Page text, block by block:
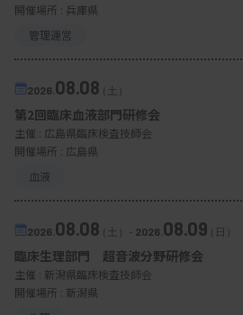
開催場所 : 兵庫県
管理運営
2026. 08.08（土）
第2回臨床血液部門研修会
主催 : 広島県臨床検査技師会
開催場所 : 広島県
血液
2026. 08.08（土） - 2026. 08.09 （日）
臨床生理部門 超音波分野研修会
主催 : 新潟県臨床検査技師会
開催場所 : 新潟県